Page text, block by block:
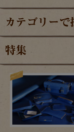
カテゴリーで
特集